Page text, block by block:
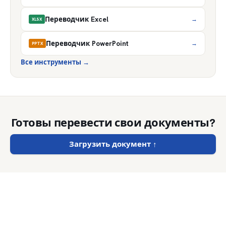
XLSX Переводчик Excel →
PPTX Переводчик PowerPoint →
Все инструменты →
Готовы перевести свои документы?
Загрузить документ ↑